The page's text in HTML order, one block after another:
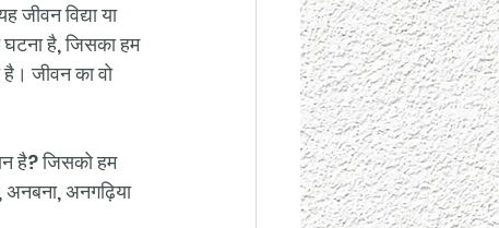
जीवन विद्या या
घटना है, जिसका हम
जीवन का वो
है? जिसको हम
अनबना, अनगढ़िया